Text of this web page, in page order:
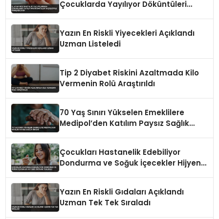
Çocuklarda Yayılıyor Döküntüleri
Yazın En Riskli Yiyecekleri Açıklandı
Uzman Listeledi
Tip 2 Diyabet Riskini Azaltmada Kilo
Vermenin Rolü Araştırıldı
70 Yaş Sınırı Yükselen Emeklilere
Medipol’den Katılım Paysız Sağlık
Çocukları Hastanelik Edebiliyor
Dondurma ve Soğuk İçecekler Hijyenik
Yazın En Riskli Gıdaları Açıklandı
Uzman Tek Tek Sıraladı